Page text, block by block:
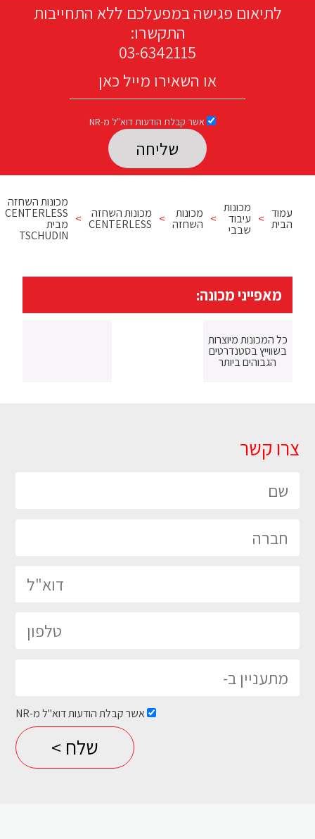
לתיאום פגישה במפעלכם ללא התחייבות
התקשרו:
03-6342115
אשר קבלת הודעות דוא"ל מ-NR
Please leave this field empty.
עמוד
הבית >
מכונות
עיבוד
שבבי
> מכונות
השחזה > מכונות השחזה
CENTERLESS
>
מכונות השחזה
CENTERLESS
מבית
TSCHUDIN
מאפייני מכונה:
כל המכונות מיוצרות
בשווייץ בסטנדרטים
הגבוהים ביותר
צרו קשר
אשר קבלת הודעות דוא"ל מ-NR
leave this field empty.